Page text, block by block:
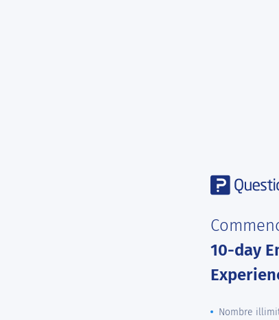
10-day
Nombre